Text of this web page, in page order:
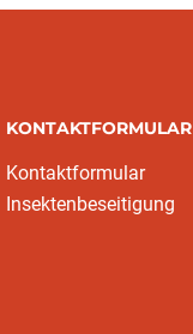
KONTAKTFORMULAR
Kontaktformular
Insektenbeseitigung